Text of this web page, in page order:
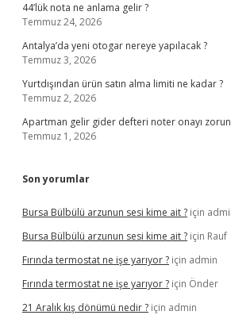
44’lük nota ne anlama gelir ?
Temmuz 24, 2026
Antalya’da yeni otogar nereye yapılacak ?
Temmuz 3, 2026
Yurtdışından ürün satın alma limiti ne kadar ?
Temmuz 2, 2026
Apartman gelir gider defteri noter onayı
Temmuz 1, 2026
Son yorumlar
Bursa Bülbülü arzunun sesi kime ait ? için
Bursa Bülbülü arzunun sesi kime ait ? için Rauf
Fırında termostat ne işe yarıyor ? için admin
Fırında termostat ne işe yarıyor ? için Önder
21 Aralık kış dönümü nedir ? için admin